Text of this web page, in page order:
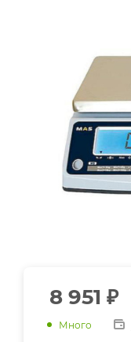
8 951 ₽
Много